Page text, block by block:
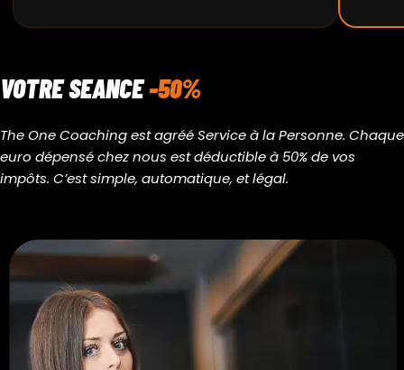
VOTRE SEANCE-50%
The One Coaching est agréé Service à la Personne. Chaque
euro dépensé chez nous est déductible à 50% de vos
impôts. C’est simple, automatique, et légal.